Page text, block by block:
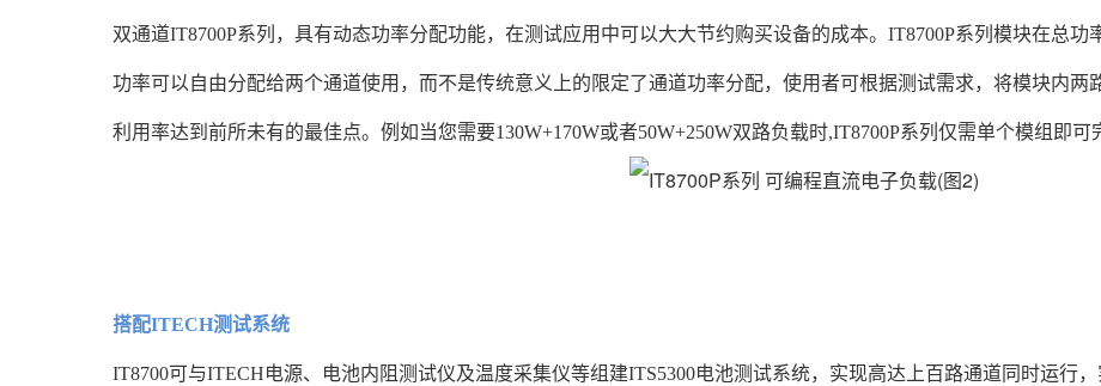
双通道IT8700P系列，具有动态功率分配功能，在测试应用中可以大大节约购买设备的成本。IT8700P系列模块在总功
功率可以自由分配给两个通道使用，而不是传统意义上的限定了通道功率分配，使用者可根据测试需求，将模块内
利用率达到前所未有的最佳点。例如当您需要130W+170W或者50W+250W双路负载时,IT8700P系列仅需单个模组即可
搭配ITECH测试系统
IT8700可与ITECH电源、电池内阻测试仪及温度采集仪等组建ITS5300电池测试系统，实现高达上百路通道同时运行